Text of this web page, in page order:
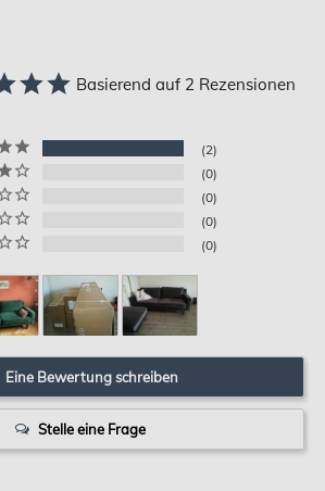
Basierend auf 2 Rezensionen
2
0
0
0
0
Eine Bewertung schreiben
Stelle eine Frage